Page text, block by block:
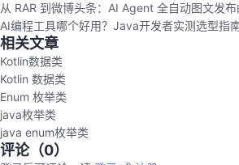
从 RAR 到微博头条：AI Agent 全自动图文发
AI编程工具哪个好用？Java开发者实测选型指
相关文章
Kotlin数据类
Kotlin 数据类
Enum 枚举类
java枚举类
java enum枚举类
评论（0）